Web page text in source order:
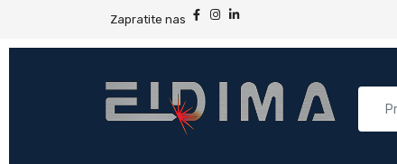
Zapratite nas